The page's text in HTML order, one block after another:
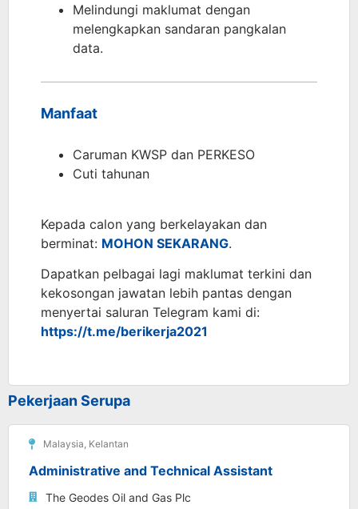
Melindungi maklumat dengan
melengkapkan sandaran pangkalan
data.
Manfaat
Caruman KWSP dan PERKESO
Cuti tahunan
Kepada calon yang berkelayakan dan
berminat: MOHON SEKARANG.
Dapatkan pelbagai lagi maklumat terkini dan
kekosongan jawatan lebih pantas dengan
menyertai saluran Telegram kami di:
https://t.me/berikerja2021
Pekerjaan Serupa
Malaysia Kelantan
Administrative and Technical Assistant
The Geodes Oil and Gas Plc